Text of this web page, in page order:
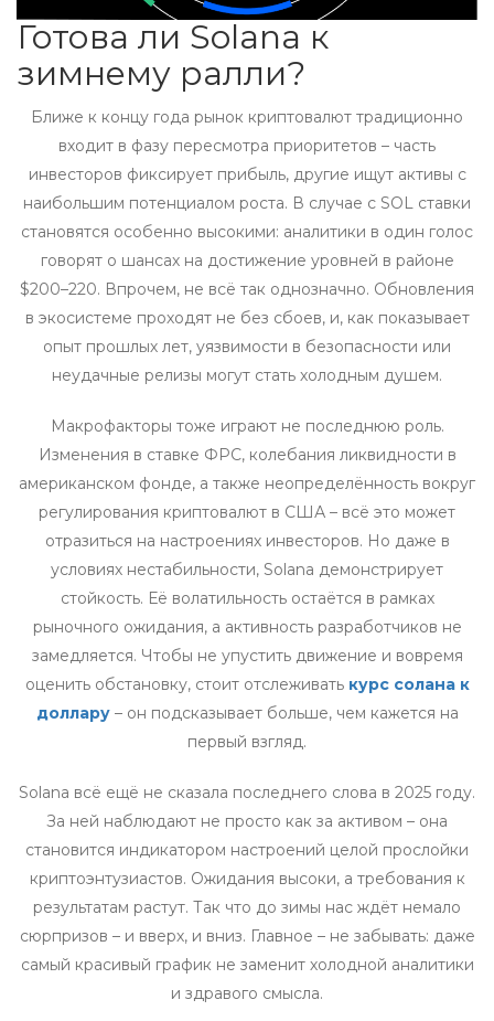
Готова ли Solana к
зимнему ралли?
Ближе к концу года рынок криптовалют традиционно
входит в фазу пересмотра приоритетов – часть
инвесторов фиксирует прибыль, другие ищут активы с
наибольшим потенциалом роста. В случае с SOL ставки
становятся особенно высокими: аналитики в один голос
говорят о шансах на достижение уровней в районе
$200–220. Впрочем, не всё так однозначно. Обновления
в экосистеме проходят не без сбоев, и, как показывает
опыт прошлых лет, уязвимости в безопасности или
неудачные релизы могут стать холодным душем.
Макрофакторы тоже играют не последнюю роль.
Изменения в ставке ФРС, колебания ликвидности в
американском фонде, а также неопределённость вокруг
регулирования криптовалют в США – всё это может
отразиться на настроениях инвесторов. Но даже в
условиях нестабильности, Solana демонстрирует
стойкость. Её волатильность остаётся в рамках
рыночного ожидания, а активность разработчиков не
замедляется. Чтобы не упустить движение и вовремя
оценить обстановку, стоит отслеживать курс солана к
доллару– он подсказывает больше, чем кажется на
первый взгляд.
Solana всё ещё не сказала последнего слова в 2025 году.
За ней наблюдают не просто как за активом – она
становится индикатором настроений целой прослойки
криптоэнтузиастов. Ожидания высоки, а требования к
результатам растут. Так что до зимы нас ждёт немало
сюрпризов – и вверх, и вниз. Главное – не забывать: даже
самый красивый график не заменит холодной аналитики
и здравого смысла.